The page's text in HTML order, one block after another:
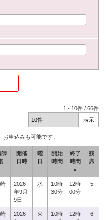
1 - 10件 /66件
申込みも可能です。
師
開催
日時
曜
日
開始
時間
終了
時間
▲
残
席
2026
年9月
9日
水
10時
30分
12時
00分
5
2026
火
10時
12時
6